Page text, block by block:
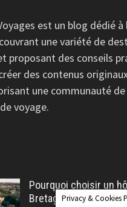
est un blog dédié
une variété de
proposant des conseils
des contenus
une communauté
voyage.
Pourquoi choisir un
Bretagne pour se
Privacy & Cookies